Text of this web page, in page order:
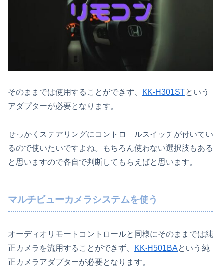
そのままでは使用することができず、 KK-H301STという
アダプターが必要となります。
せっかくステアリングにコントロールスイッチが付いてい
るので使いたいですよね。もちろん使わない選択肢もある
と思いますので各自で判断してもらえばと思います。
マルチビューカメラシステムを使う
オーディオリモートコントロールと同様にそのままでは純
正カメラを流用することができず、
KK-H501BAという 純
正カメラアダプターが必要となります。